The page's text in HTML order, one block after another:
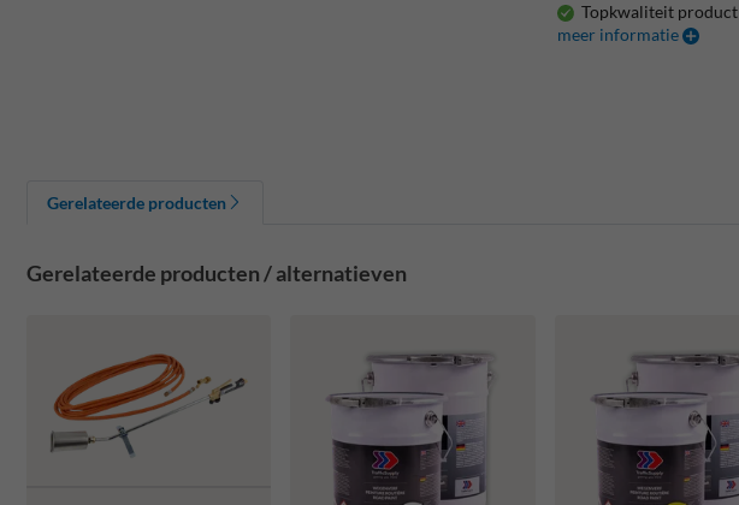
Topkwaliteit product
meer informatie
Gerelateerde producten
Gerelateerde producten / alternatieven